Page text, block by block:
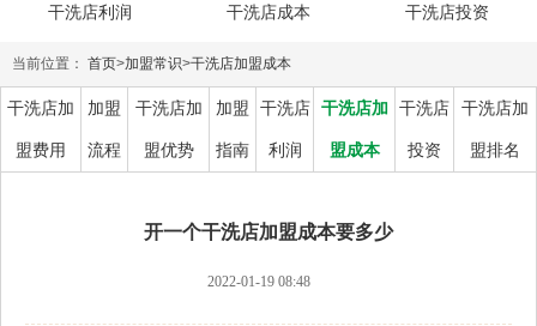
干洗店利润 干洗店成本 干洗店投资
当前位置： 首页>加盟常识>干洗店加盟成本
干洗店加
盟费用
加盟
流程
干洗店加
盟优势
加盟
指南
干洗店
利润
干洗店加
盟成本
干洗店
投资
干洗店加
盟排名
开一个干洗店加盟成本要多少
2022-01-19 08:48